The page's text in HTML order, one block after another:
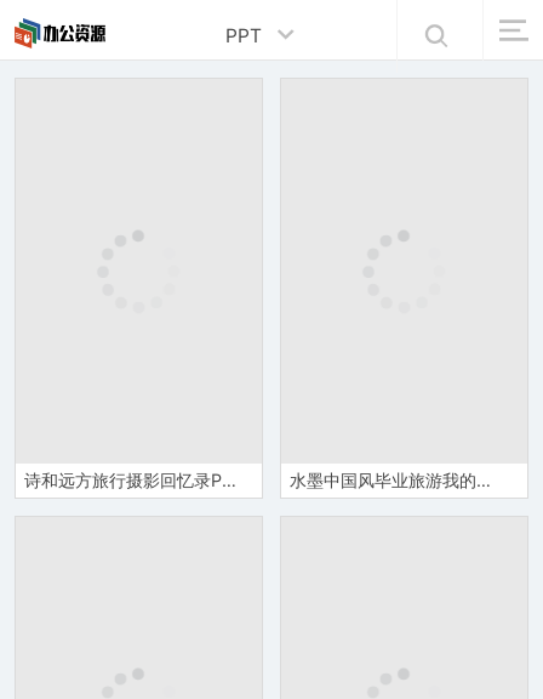
PPT
诗和远方旅行摄影回忆录PPT相册模板 水墨中国风毕业旅游我的家乡旅游景点宣传PPT模板